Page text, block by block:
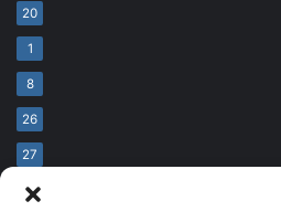
20
1
8
26
27